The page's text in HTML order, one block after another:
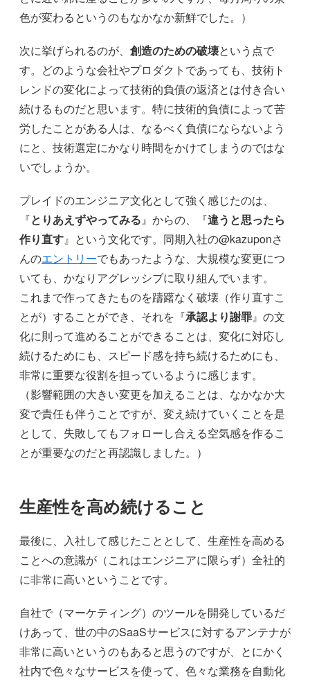
色が変わるというのもなかなか新鮮でした。）
次に挙げられるのが、 創造のための破壊という点で
す。どのような会社やプロダクトであっても、技術ト
レンドの変化によって技術的負債の返済とは付き合い
続けるものだと思います。特に技術的負債によって苦
労したことがある人は、なるべく負債にならないよう
にと、技術選定にかなり時間をかけてしまうのではな
いでしょうか。
プレイドのエンジニア文化として強く感じたのは、
『とりあえずやってみる』からの、『違うと思ったら
作り直す』という文化です。同期入社の@kazuponさ
んのエントリーでもあったような、大規模な変更につ
いても、かなりアグレッシブに取り組んでいます。
これまで作ってきたものを躊躇なく破壊（作り直すこ
とが）することができ、それを『承認より謝罪』の文
化に則って進めることができることは、変化に対応し
続けるためにも、スピード感を持ち続けるためにも、
非常に重要な役割を担っているように感じます。
（影響範囲の大きい変更を加えることは、なかなか大
変で責任も伴うことですが、変え続けていくことを是
として、失敗してもフォローし合える空気感を作るこ
とが重要なのだと再認識しました。）
生産性を高め続けること
最後に、入社して感じたこととして、生産性を高める
ことへの意識が（これはエンジニアに限らず）全社的
に非常に高いということです。
自社で（マーケティング）のツールを開発しているだ
けあって、世の中のSaaSサービスに対するアンテナが
非常に高いというのもあると思うのですが、とにかく
社内で色々なサービスを使って、色々な業務を自動化